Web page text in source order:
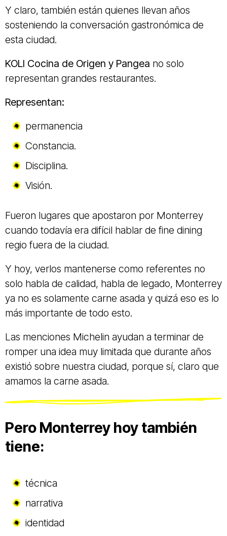
Y claro, también están quienes llevan años
sosteniendo la conversación gastronómica de
esta ciudad.
KOLI Cocina de Origen y Pangea no solo
representan grandes restaurantes.
Representan:
permanencia
Constancia.
Disciplina.
Visión.
Fueron lugares que apostaron por Monterrey
cuando todavía era difícil hablar de fine dining
regio fuera de la ciudad.
Y hoy, verlos mantenerse como referentes no
solo habla de calidad, habla de legado, Monterrey
ya no es solamente carne asada y quizá eso es lo
más importante de todo esto.
Las menciones Michelin ayudan a terminar de
romper una idea muy limitada que durante años
existió sobre nuestra ciudad, porque sí, claro que
amamos la carne asada.
Pero Monterrey hoy también
tiene:
técnica
narrativa
identidad